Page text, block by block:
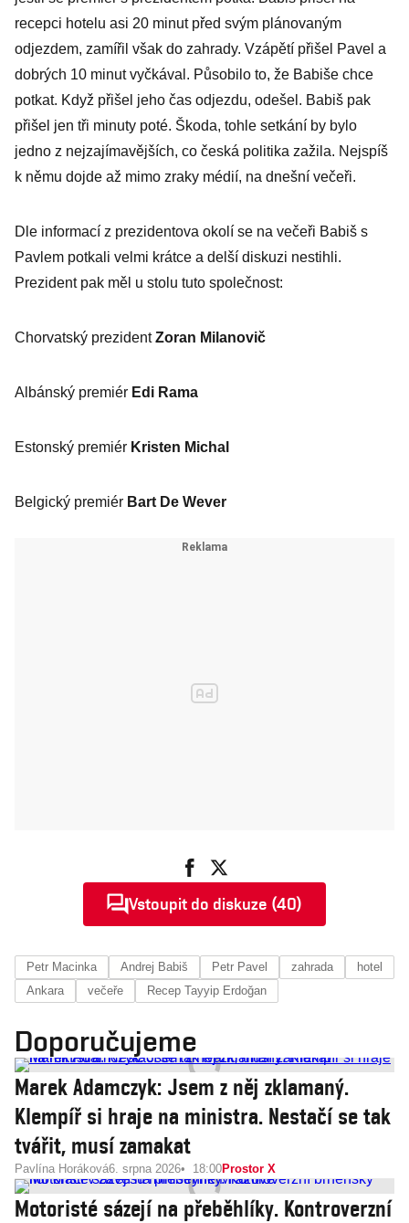
recepci hotelu asi 20 minut před svým plánovaným
odjezdem, zamířil však do zahrady. Vzápětí přišel Pavel a
dobrých 10 minut vyčkával. Působilo to, že Babiše chce
potkat. Když přišel jeho čas odjezdu, odešel. Babiš pak
přišel jen tři minuty poté. Škoda, tohle setkání by bylo
jedno z nejzajímavějších, co česká politika zažila. Nejspíš
k němu dojde až mimo zraky médií, na dnešní večeři.
Dle informací z prezidentova okolí se na večeři Babiš s
Pavlem potkali velmi krátce a delší diskuzi nestihli.
Prezident pak měl u stolu tuto společnost:
Chorvatský prezidentZoran Milanovič
Albánský premiér Edi Rama
Estonský premiér Kristen Michal
Belgický premiér Bart De Wever
Vstoupit do diskuze (40)
Petr Macinka Andrej Babiš Petr Pavel zahrada
hotel
Ankara
večeře Recep Tayyip Erdoğan
Doporučujeme
Marek Adamczyk: Jsem z něj zklamaný.
Klempíř si hraje na ministra. Nestačí se tak
tvářit, musí zamakat
Pavlína Horáková6. srpna 2026 18:00Prostor X
Motoristé sázejí na přeběhlíky. Kontroverzní